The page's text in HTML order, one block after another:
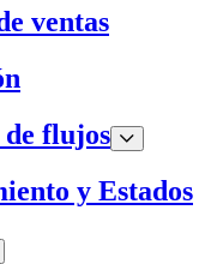
ventas
flujos
y Estados